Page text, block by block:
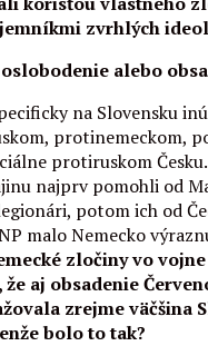
zvrhlých
alebo
na Slovensku
protinemeckom,
protiruskom
najprv pomohli od
potom ich od
malo Nemecko
zločiny vo
aj obsadenie
zrejme väčšina
bolo to tak?